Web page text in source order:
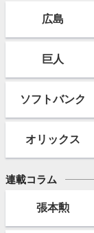
広島
巨人
ソフトバンク
オリックス
連載コラム
張本勲